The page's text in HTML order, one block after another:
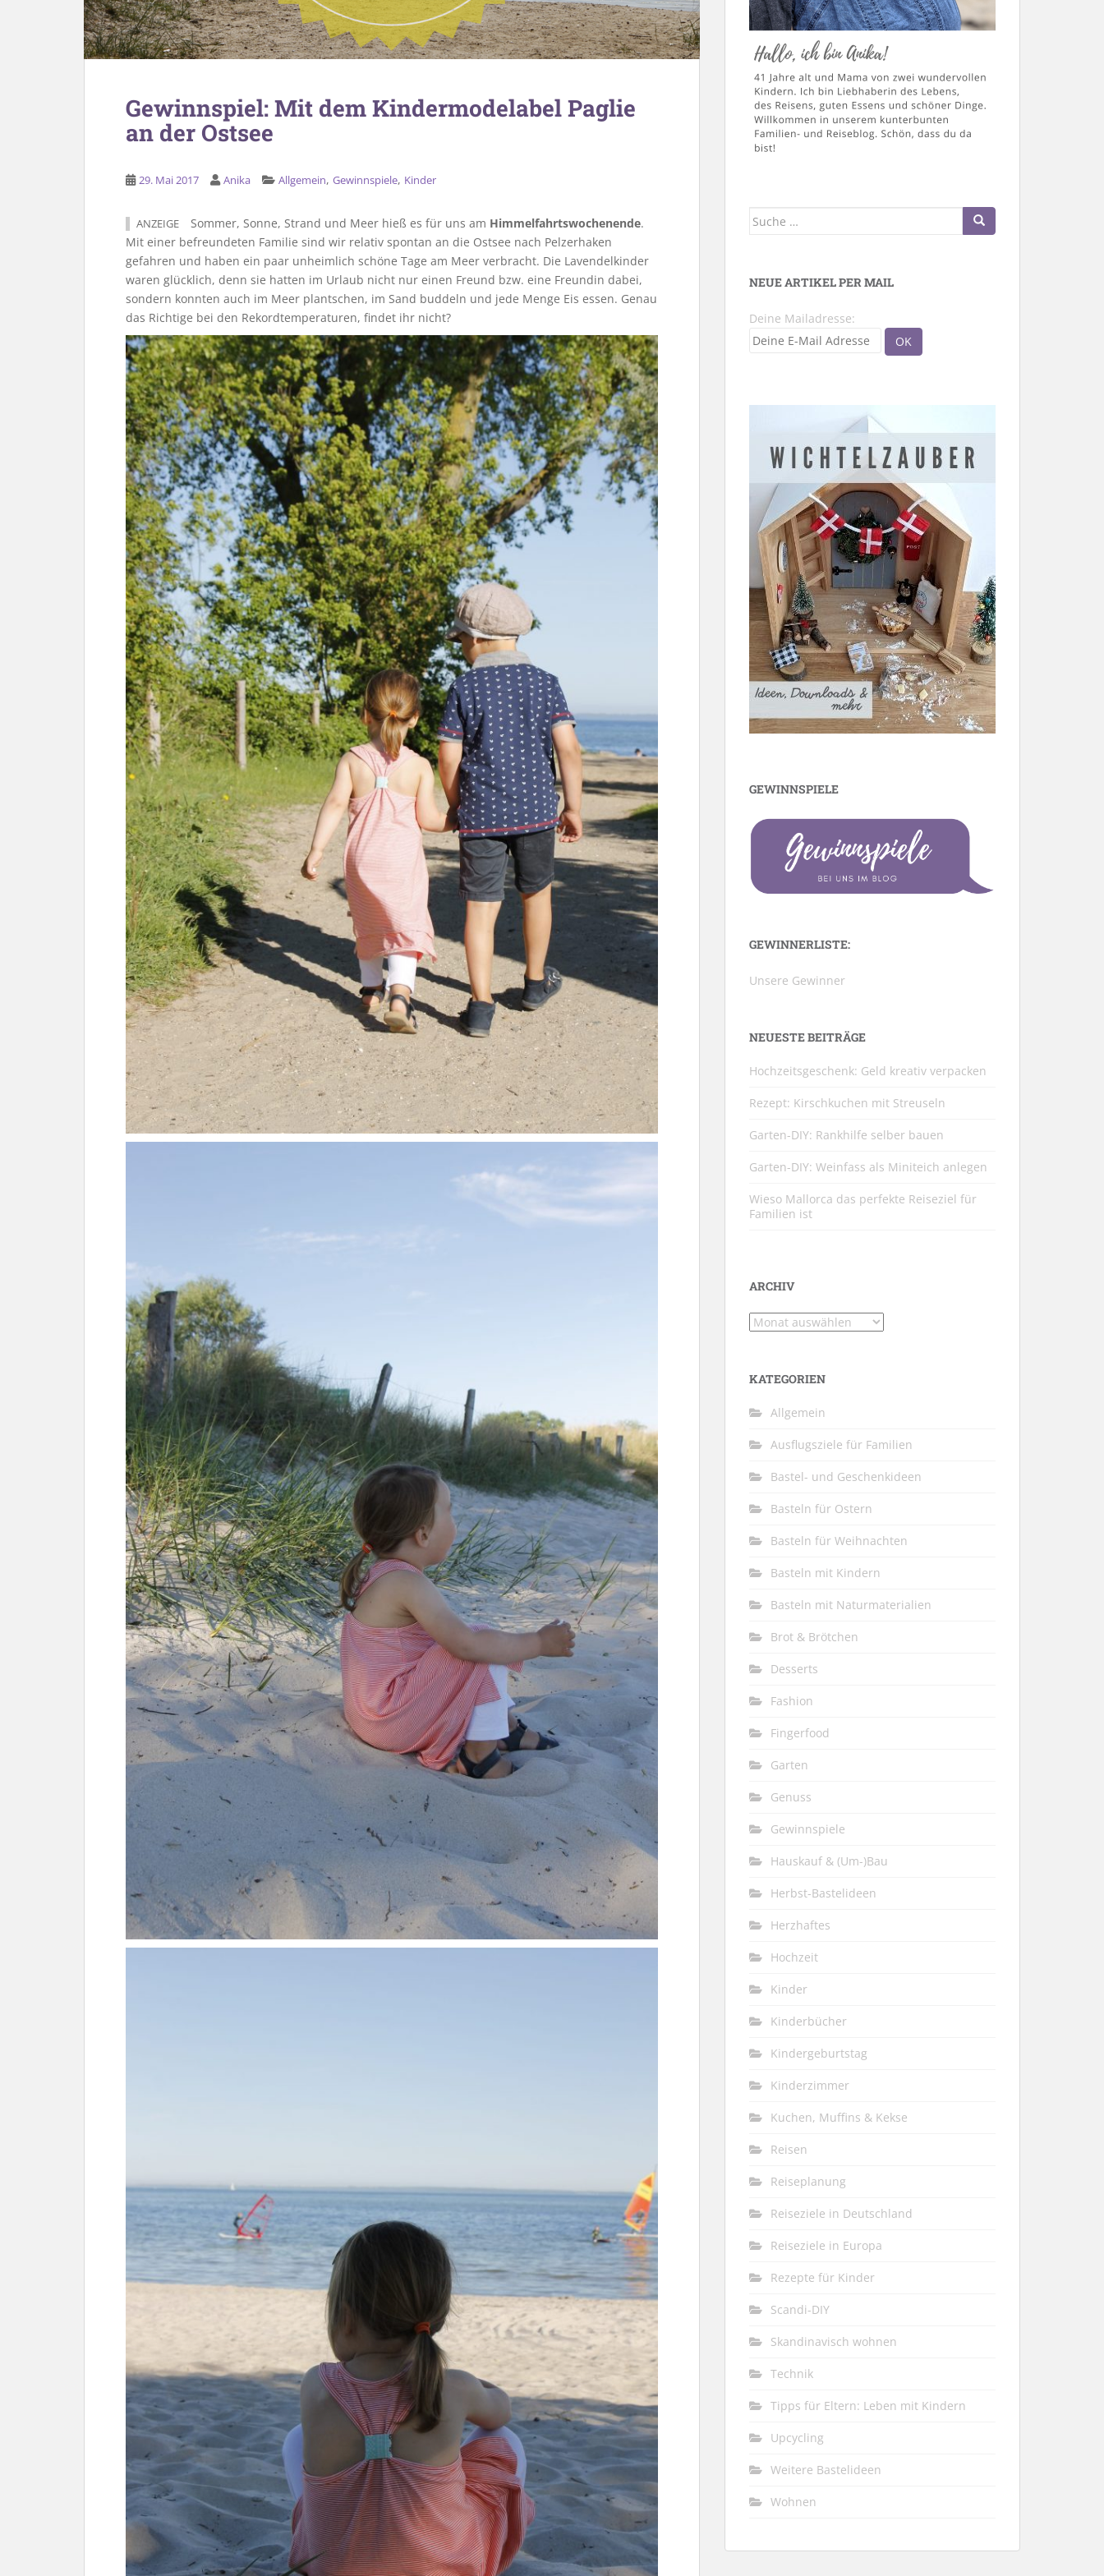
Gewinnspiel: Mit dem Kindermodelabel Paglie
an der Ostsee
29. Mai 2017 Anika Allgemein, Gewinnspiele, Kinder
ANZEIGE Sommer, Sonne, Strand und Meer hieß es für uns am Himmelfahrtswochenende.
Mit einer befreundeten Familie sind wir relativ spontan an die Ostsee nach Pelzerhaken
gefahren und haben ein paar unheimlich schöne Tage am Meer verbracht. Die Lavendelkinder
waren glücklich, denn sie hatten im Urlaub nicht nur einen Freund bzw. eine Freundin dabei,
sondern konnten auch im Meer plantschen, im Sand buddeln und jede Menge Eis essen. Genau
das Richtige bei den Rekordtemperaturen, findet ihr nicht?
Suche
NEUE ARTIKEL PER MAIL
Deine Mailadresse:
GEWINNSPIELE
GEWINNERLISTE:
Unsere Gewinner
NEUESTE BEITRÄGE
Hochzeitsgeschenk: Geld kreativ verpacken
Rezept: Kirschkuchen mit Streuseln
Garten-DIY: Rankhilfe selber bauen
Garten-DIY: Weinfass als Miniteich anlegen
Wieso Mallorca das perfekte Reiseziel für
Familien ist
ARCHIV
Archiv
KATEGORIEN
Allgemein
Ausflugsziele für Familien
Bastel- und Geschenkideen
Basteln für Ostern
Basteln für Weihnachten
Basteln mit Kindern
Basteln mit Naturmaterialien
Brot & Brötchen
Desserts
Fashion
Fingerfood
Garten
Genuss
Gewinnspiele
Hauskauf & (Um-)Bau
Herbst-Bastelideen
Herzhaftes
Hochzeit
Kinder
Kinderbücher
Kindergeburtstag
Kinderzimmer
Kuchen, Muffins & Kekse
Reisen
Reiseplanung
Reiseziele in Deutschland
Reiseziele in Europa
Rezepte für Kinder
Scandi-DIY
Skandinavisch wohnen
Technik
Tipps für Eltern: Leben mit Kindern
Upcycling
Weitere Bastelideen
Wohnen